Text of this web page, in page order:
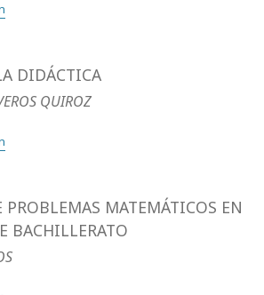
DIDÁCTICA
QUIROZ
PROBLEMAS MATEMÁTICOS EN
BACHILLERATO